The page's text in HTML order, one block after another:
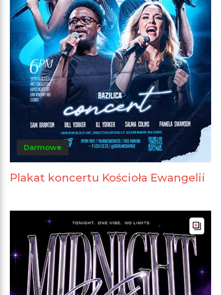
Darmowe
Plakat koncertu Kościoła Ewangelii